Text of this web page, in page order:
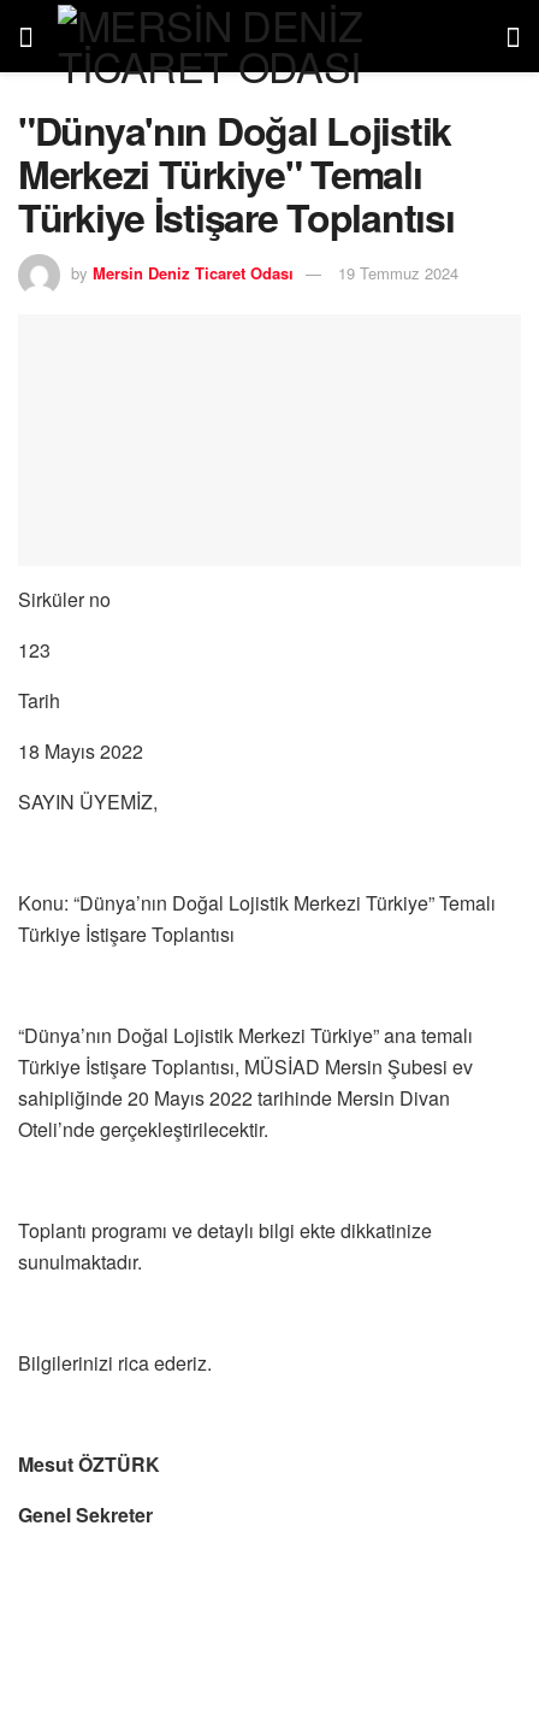
"Dünya'nın Doğal Lojistik
Merkezi Türkiye" Temalı
Türkiye İstişare Toplantısı
by Mersin Deniz Ticaret Odası 19 Temmuz 2024
Sirküler no
123
Tarih
18 Mayıs 2022
SAYIN ÜYEMİZ,
Konu: “Dünya’nın Doğal Lojistik Merkezi Türkiye” Temalı
Türkiye İstişare Toplantısı
“Dünya’nın Doğal Lojistik Merkezi Türkiye” ana temalı
Türkiye İstişare Toplantısı, MÜSİAD Mersin Şubesi ev
sahipliğinde 20 Mayıs 2022 tarihinde Mersin Divan
Oteli’nde gerçekleştirilecektir.
Toplantı programı ve detaylı bilgi ekte dikkatinize
sunulmaktadır.
Bilgilerinizi rica ederiz.
Mesut ÖZTÜRK
Genel Sekreter